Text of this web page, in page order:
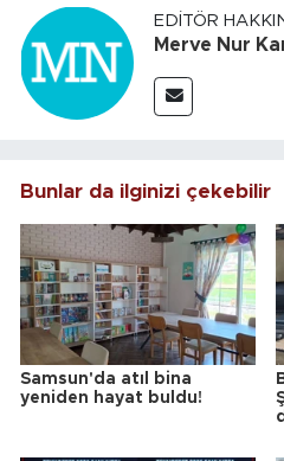
EDITÖR
Merve Nur
Bunlar da ilginizi çekebilir
Samsun'da atıl bina
yeniden hayat buldu!